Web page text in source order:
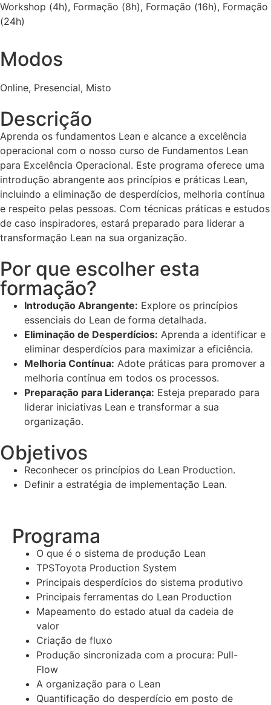
Workshop (4h), Formação (8h), Formação (16h), Formação
(24h)
Modos
Online, Presencial, Misto
Descrição
Aprenda os fundamentos Lean e alcance a excelência
operacional com o nosso curso de Fundamentos Lean
para Excelência Operacional. Este programa oferece uma
introdução abrangente aos princípios e práticas Lean,
incluindo a eliminação de desperdícios, melhoria contínua
e respeito pelas pessoas. Com técnicas práticas e estudos
de caso inspiradores, estará preparado para liderar a
transformação Lean na sua organização.
Por que escolher esta
formação?
Introdução Abrangente: Explore os princípios
essenciais do Lean de forma detalhada.
Eliminação de Desperdícios: Aprenda a identificar e
eliminar desperdícios para maximizar a eficiência.
Melhoria Contínua: Adote práticas para promover a
melhoria contínua em todos os processos.
Preparação para Liderança: Esteja preparado para
liderar iniciativas Lean e transformar a sua
organização.
Objetivos
Reconhecer os princípios do Lean Production.
Definir a estratégia de implementação Lean.
Programa
O que é o sistema de produção Lean
TPSToyota Production System
Principais desperdícios do sistema produtivo
Principais ferramentas do Lean Production
Mapeamento do estado atual da cadeia de
valor
Criação de fluxo
Produção sincronizada com a procura: Pull-
Flow
A organização para o Lean
Quantificação do desperdício em posto de